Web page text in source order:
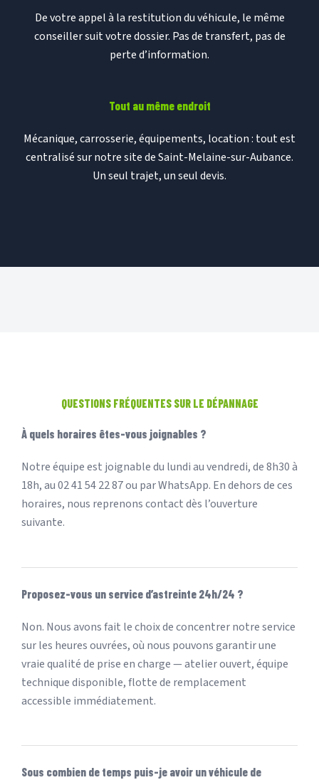
De votre appel à la restitution du véhicule, le même
conseiller suit votre dossier. Pas de transfert, pas de
perte d’information.
Tout au même endroit
Mécanique, carrosserie, équipements, location : tout est
centralisé sur notre site de Saint-Melaine-sur-Aubance.
Un seul trajet, un seul devis.
QUESTIONS FRÉQUENTES SUR LE DÉPANNAGE
À quels horaires êtes-vous joignables ?
Notre équipe est joignable du lundi au vendredi, de 8h30 à
18h, au 02 41 54 22 87 ou par WhatsApp. En dehors de ces
horaires, nous reprenons contact dès l’ouverture
suivante.
Proposez-vous un service d’astreinte 24h/24 ?
Non. Nous avons fait le choix de concentrer notre service
sur les heures ouvrées, où nous pouvons garantir une
vraie qualité de prise en charge — atelier ouvert, équipe
technique disponible, flotte de remplacement
accessible immédiatement.
Sous combien de temps puis-je avoir un véhicule de